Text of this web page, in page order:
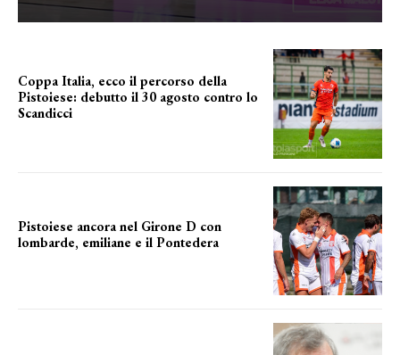
Coppa Italia, ecco il percorso della
Pistoiese: debutto il 30 agosto contro lo
Scandicci
Pistoiese ancora nel Girone D con
lombarde, emiliane e il Pontedera